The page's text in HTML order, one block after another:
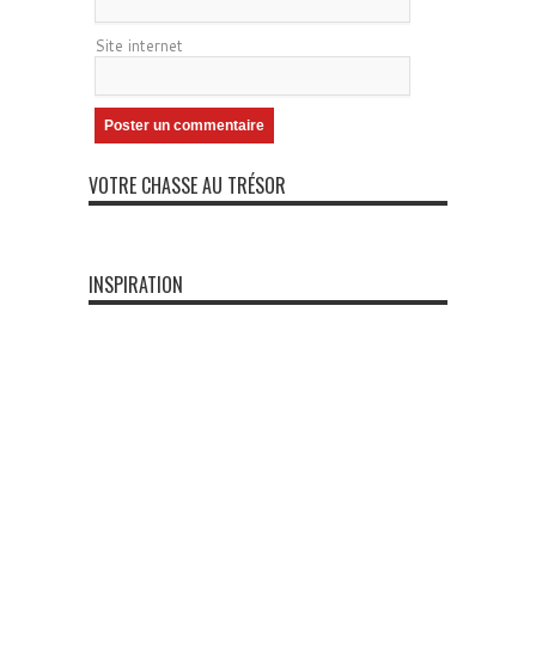
Site internet
VOTRE CHASSE AU TRÉSOR
INSPIRATION